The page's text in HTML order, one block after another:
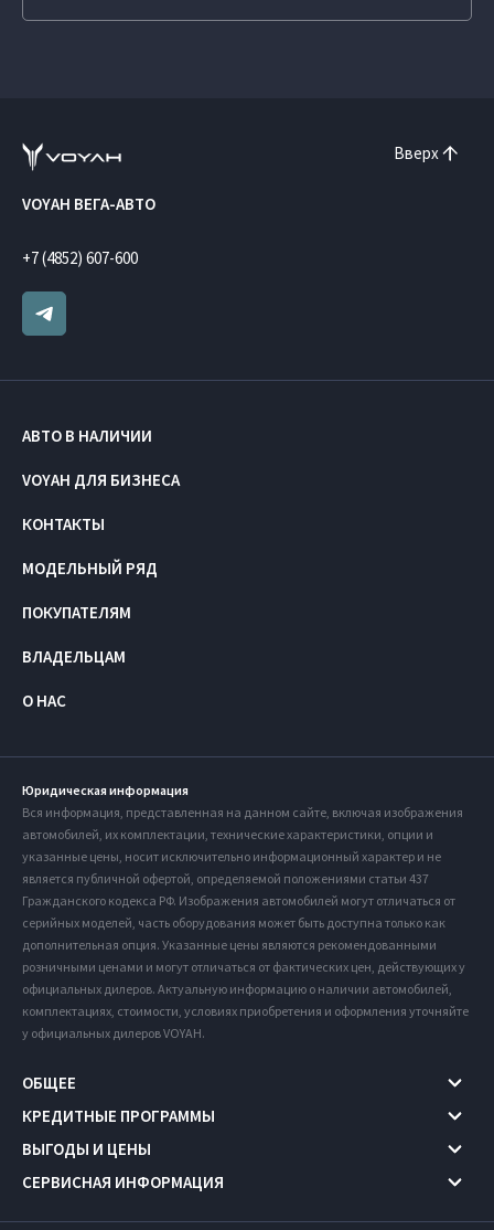
Вверх
VOYAH ВЕГА-АВТО
+7 (4852) 607-600
АВТО В НАЛИЧИИ
VOYAH ДЛЯ БИЗНЕСА
КОНТАКТЫ
МОДЕЛЬНЫЙ РЯД
ПОКУПАТЕЛЯМ
ВЛАДЕЛЬЦАМ
О НАС
Юридическая информация
Вся информация, представленная на данном сайте, включая изображения
автомобилей, их комплектации, технические характеристики, опции и
указанные цены, носит исключительно информационный характер и не
является публичной офертой, определяемой положениями статьи 437
Гражданского кодекса РФ. Изображения автомобилей могут отличаться от
серийных моделей, часть оборудования может быть доступна только как
дополнительная опция. Указанные цены являются рекомендованными
розничными ценами и могут отличаться от фактических цен, действующих у
официальных дилеров. Актуальную информацию о наличии автомобилей,
комплектациях, стоимости, условиях приобретения и оформления уточняйте
у официальных дилеров VOYAH.
ОБЩЕЕ
КРЕДИТНЫЕ ПРОГРАММЫ
ВЫГОДЫ И ЦЕНЫ
СЕРВИСНАЯ ИНФОРМАЦИЯ